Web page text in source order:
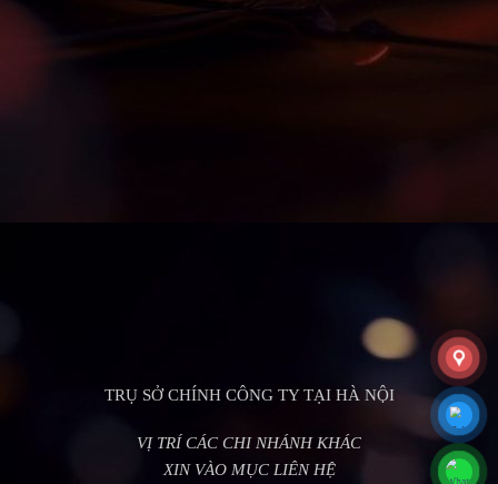
TRỤ SỞ CHÍNH CÔNG TY TẠI HÀ NỘI
VỊ TRÍ CÁC CHI NHÁNH KHÁC
XIN VÀO MỤC LIÊN HỆ